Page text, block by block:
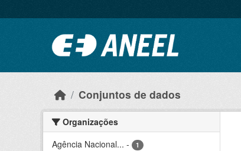
Conjuntos de dados
Organizações
Agência Nacional... - 1